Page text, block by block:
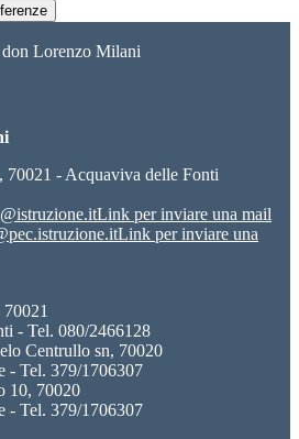
Lorenzo Milani
70021 - Acquaviva delle Fonti
Link per inviare una mail
Link per inviare una
- Tel. 080/2466128
Centrullo sn, 70020
- Tel. 379/1706307
10, 70020
- Tel. 379/1706307